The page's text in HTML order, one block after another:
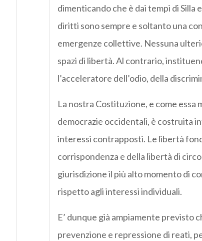
dimenticando che è dai tempi di Silla
diritti sono sempre e soltanto una
emergenze collettive. Nessuna
spazi di libertà. Al contrario,
l’acceleratore dell’odio, della
La nostra Costituzione, e come
democrazie occidentali, è costruita
interessi contrapposti. Le libertà
corrispondenza e della libertà di
giurisdizione il più alto momento di
rispetto agli interessi individuali.
E’ dunque già ampiamente previsto
prevenzione e repressione di reati,